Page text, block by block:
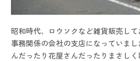
昭和時代、ロウソクなど雑貨販売し
事務関係の会社の支店になっていま
んだったり花屋さんだったりまさし